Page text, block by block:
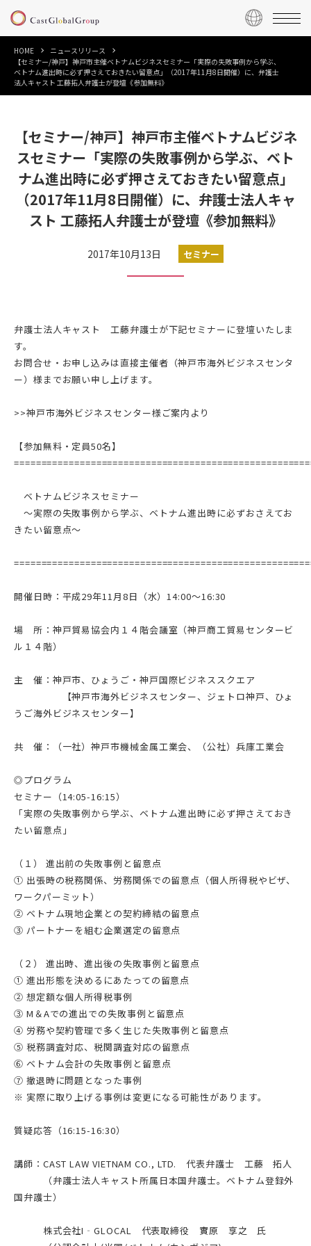
HOME
ニュースリリース
【セミナー/神戸】神戸市主催ベトナムビジネスセミナー「実際の失敗事例から学ぶ、
ベトナム進出時に必ず押さえておきたい留意点」（2017年11月8日開催）に、弁護士
法人キャスト 工藤拓人弁護士が登壇《参加無料》
【セミナー/神戸】神戸市主催ベトナムビジネ
スセミナー「実際の失敗事例から学ぶ、ベト
ナム進出時に必ず押さえておきたい留意点」
（2017年11月8日開催）に、弁護士法人キャ
スト 工藤拓人弁護士が登壇《参加無料》
2017年10月13日 セミナー
弁護士法人キャスト 工藤弁護士が下記セミナーに登壇いたしま
す。
お問合せ・お申し込みは直接主催者（神戸市海外ビジネスセンタ
ー）様までお願い申し上げます。
>>神戸市海外ビジネスセンター様ご案内より
【参加無料・定員50名】
ベトナムビジネスセミナー
～実際の失敗事例から学ぶ、ベトナム進出時に必ずおさえてお
きたい留意点～
開催日時：平成29年11月8日（水）14:00～16:30
場 所：神戸貿易協会内１４階会議室（神戸商工貿易センタービ
ル１４階）
主 催：神戸市、ひょうご・神戸国際ビジネススクエア
【神戸市海外ビジネスセンター、ジェトロ神戸、ひょ
うご海外ビジネスセンター】
共 催：（一社）神戸市機械金属工業会、（公社）兵庫工業会
◎プログラム
セミナー（14:05-16:15）
「実際の失敗事例から学ぶ、ベトナム進出時に必ず押さえておき
たい留意点」
（１） 進出前の失敗事例と留意点
① 出張時の税務関係、労務関係での留意点（個人所得税やビザ、
ワークパーミット）
② ベトナム現地企業との契約締結の留意点
③ パートナーを組む企業選定の留意点
（２） 進出時、進出後の失敗事例と留意点
① 進出形態を決めるにあたっての留意点
② 想定額な個人所得税事例
③ M＆Aでの進出での失敗事例と留意点
④ 労務や契約管理で多く生じた失敗事例と留意点
⑤ 税務調査対応、税関調査対応の留意点
⑥ ベトナム会計の失敗事例と留意点
⑦ 撤退時に問題となった事例
※ 実際に取り上げる事例は変更になる可能性があります。
質疑応答（16:15-16:30）
講師：CAST LAW VIETNAM CO., LTD. 代表弁護士 工藤 拓人
（弁護士法人キャスト所属日本国弁護士。ベトナム登録外
国弁護士）
株式会社I‐GLOCAL 代表取締役 實原 享之 氏